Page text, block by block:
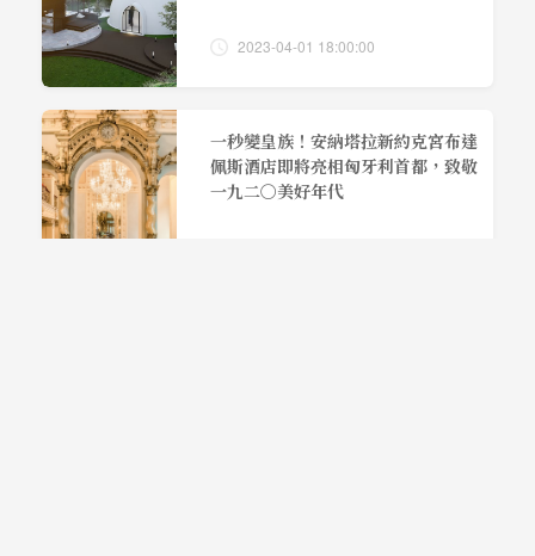
2023-04-01 18:00:00
一秒變皇族！安納塔拉新約克宮布達
佩斯酒店即將亮相匈牙利首都，致敬
一九二〇美好年代